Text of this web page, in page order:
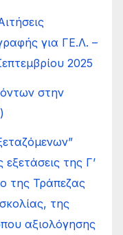
για ΓΕ.Λ. –
2025
στην
της Γ’
της Τράπεζας
της
αξιολόγησης